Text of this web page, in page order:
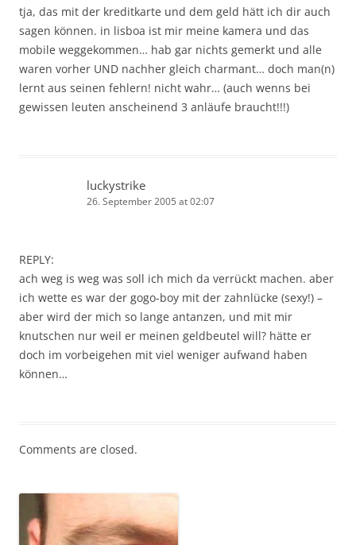
tja, das mit der kreditkarte und dem geld hätt ich dir auch
sagen können. in lisboa ist mir meine kamera und das
mobile weggekommen… hab gar nichts gemerkt und alle
waren vorher UND nachher gleich charmant… doch man(n)
lernt aus seinen fehlern! nicht wahr… (auch wenns bei
gewissen leuten anscheinend 3 anläufe braucht!!!)
luckystrike
26. September 2005 at 02:07
REPLY:
ach weg is weg was soll ich mich da verrückt machen. aber
ich wette es war der gogo-boy mit der zahnlücke (sexy!) –
aber wird der mich so lange antanzen, und mit mir
knutschen nur weil er meinen geldbeutel will? hätte er
doch im vorbeigehen mit viel weniger aufwand haben
können…
Comments are closed.